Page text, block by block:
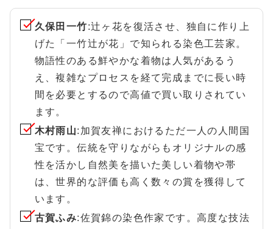
久保田一竹:辻ヶ花を復活させ、独自に作り上
げた「一竹辻が花」で知られる染色工芸家。
物語性のある鮮やかな着物は人気があるう
え、複雑なプロセスを経て完成までに長い時
間を必要とするので高値で買い取りされてい
ます。
木村雨山:加賀友禅におけるただ一人の人間国
宝です。伝統を守りながらもオリジナルの感
性を活かし自然美を描いた美しい着物や帯
は、世界的な評価も高く数々の賞を獲得して
います。
古賀ふみ:佐賀錦の染色作家です。高度な技法